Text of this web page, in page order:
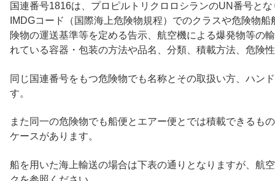
国連番号1816は、プロピルトリクロロシランのUN番号と
IMDGコード（国際海上危険物規程）でのクラスや危険物
険物の運送基準等を定める告示、航空機による爆発物等の
れている容器・包装の方法や品名、分類、積載方法、危険
同じ国連番号をもつ危険物でも名称とその取扱い方、ハン
す。
また同一の危険物でも船便とエアー便とでは積載できるも
ケースがあります。
船を用いた海上輸送の場合は下表の通りとなりますが、航